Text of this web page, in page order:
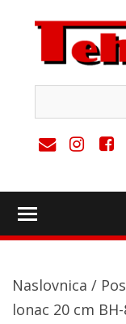
content
Naslovnica /
lonac 20 cm